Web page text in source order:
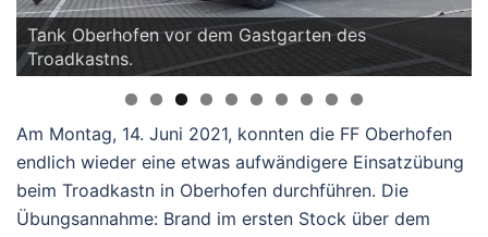
Tank Oberhofen vor dem Gastgarten des
Troadkastns.
Am Montag, 14. Juni 2021, konnten die FF Oberhofen
endlich wieder eine etwas aufwändigere Einsatzübung
beim Troadkastn in Oberhofen durchführen. Die
Übungsannahme: Brand im ersten Stock über dem